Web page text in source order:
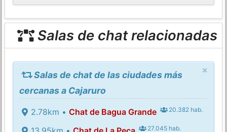
Salas de chat relacionadas
×
Salas de chat de las ciudades más
cercanas a Cajaruro
2.78km • Chat de Bagua Grande 20.382 hab.
27.045 hab.